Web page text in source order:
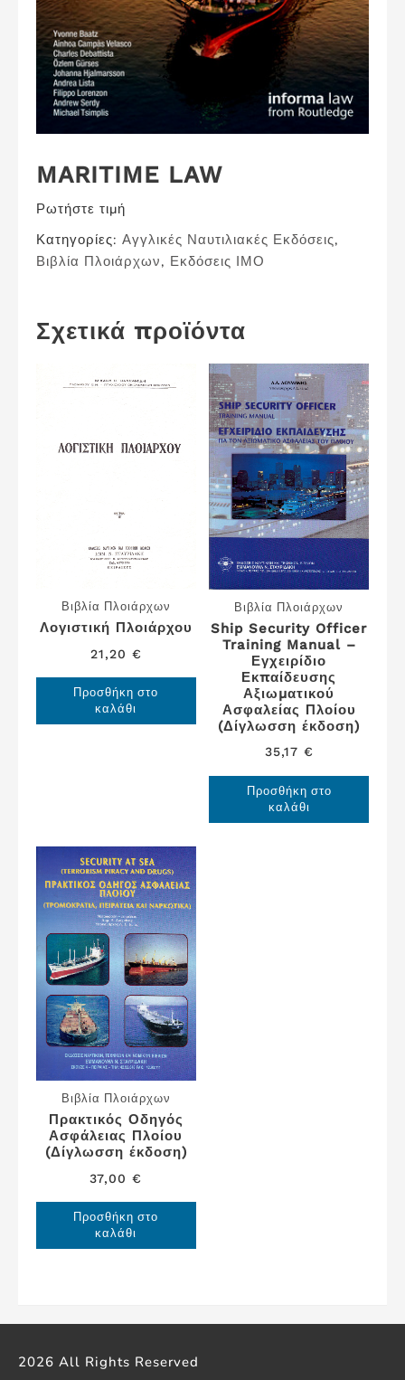
MARITIME LAW
Ρωτήστε τιμή
Κατηγορίες: Αγγλικές Ναυτιλιακές Εκδόσεις,
Βιβλία Πλοιάρχων, Εκδόσεις ΙΜΟ
Σχετικά προϊόντα
Βιβλία Πλοιάρχων
Λογιστική Πλοιάρχου
21,20 €
Προσθήκη στο
καλάθι
Βιβλία Πλοιάρχων
Ship Security Officer
Training Manual –
Εγχειρίδιο
Εκπαίδευσης
Αξιωματικού
Ασφαλείας Πλοίου
(Δίγλωσση έκδοση)
35,17 €
Προσθήκη στο
καλάθι
Βιβλία Πλοιάρχων
Πρακτικός Οδηγός
Ασφάλειας Πλοίου
(Δίγλωσση έκδοση)
37,00€
Προσθήκη στο
καλάθι
2026 All Rights Reserved